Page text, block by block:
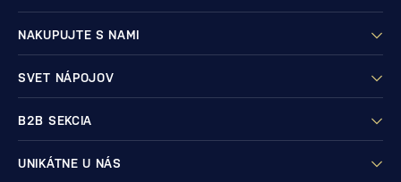
NAKUPUJTE S NAMI
SVET NÁPOJOV
B2B SEKCIA
UNIKÁTNE U NÁS